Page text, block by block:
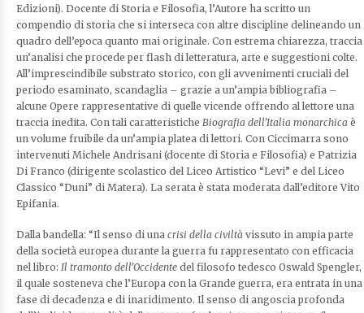
Edizioni). Docente di Storia e Filosofia, l’Autore ha scritto un
compendio di storia che si interseca con altre discipline delineando un
quadro dell’epoca quanto mai originale. Con estrema chiarezza, traccia
un’analisi che procede per flash di letteratura, arte e suggestioni colte.
All’imprescindibile substrato storico, con gli avvenimenti cruciali del
periodo esaminato, scandaglia – grazie a un’ampia bibliografia –
alcune Opere rappresentative di quelle vicende offrendo al lettore una
traccia inedita. Con tali caratteristiche Biografia dell’Italia monarchica è
un volume fruibile da un’ampia platea di lettori. Con Ciccimarra sono
intervenuti Michele Andrisani (docente di Storia e Filosofia) e Patrizia
Di Franco (dirigente scolastico del Liceo Artistico “Levi” e del Liceo
Classico “Duni” di Matera). La serata è stata moderata dall’editore Vito
Epifania.
Dalla bandella: “Il senso di una crisi della civiltà vissuto in ampia parte
della società europea durante la guerra fu rappresentato con efficacia
nel libro: Il tramonto dell’Occidente del filosofo tedesco Oswald Spengler,
il quale sosteneva che l’Europa con la Grande guerra, era entrata in una
fase di decadenza e di inaridimento. Il senso di angoscia profonda